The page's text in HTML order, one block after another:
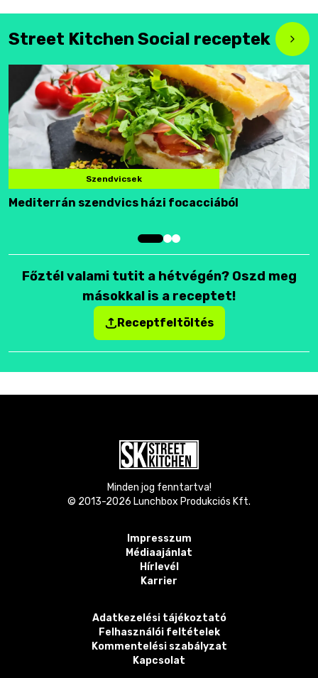
Street Kitchen Social receptek
Szendvicsek
Mediterrán szendvics házi focacciából
Főztél valami tutit a hétvégén? Oszd meg
másokkal is a receptet!
Receptfeltöltés
Minden jog fenntartva!
© 2013-2026 Lunchbox Produkciós Kft.
Impresszum
Médiaajánlat
Hírlevél
Karrier
Adatkezelési tájékoztató
Felhasználói feltételek
Kommentelési szabályzat
Kapcsolat